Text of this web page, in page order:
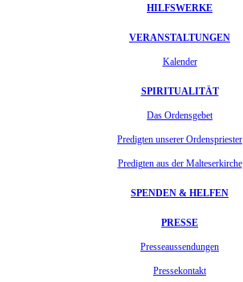
HILFSWERKE
VERANSTALTUNGEN
Kalender
SPIRITUALITÄT
Das Ordensgebet
Predigten unserer Ordenspriester
Predigten aus der Malteserkirche
SPENDEN & HELFEN
PRESSE
Presseaussendungen
Pressekontakt